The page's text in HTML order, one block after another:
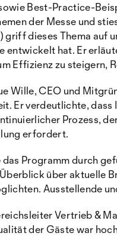
Best-Practice-
der Messe und
griff dieses Thema auf
entwickelt hat. Er
Effizienz zu steigern,
Wille, CEO und
Er verdeutlichte,
Prozess,
erfordert.
Programm durch
über aktuelle
Ausstellende
Vertrieb &
der Gäste war